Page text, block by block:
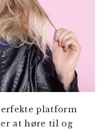
platform
at høre til og